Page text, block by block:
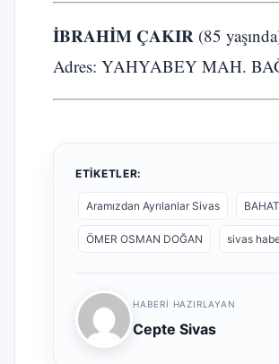
İBRAHİM ÇAKIR (85
Adres: YAHYABEY MAH.
ETIKETLER:
Aramızdan Ayrılanlar Sivas
ÖMER OSMAN DOĞAN sivas
HABERI HAZIRLAYAN
Cepte Sivas